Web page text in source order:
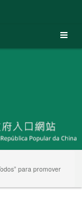
para promover